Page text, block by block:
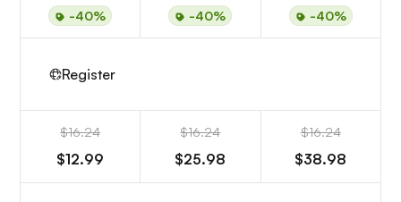
-40% -40% -40%
Register
$16.24
$12.99
$16.24
$25.98
$16.24
$38.98